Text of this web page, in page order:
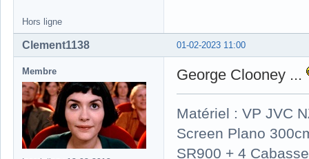
Hors ligne
01-02-2023 11:00
Clement1138
Membre George Clooney ...
Matériel : VP JVC
Screen Plano
SR900 + 4